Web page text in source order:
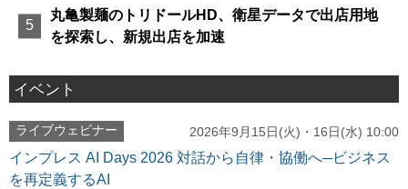
丸亀製麺のトリドールHD、衛星データで出店用地
を探索し、新規出店を加速
イベント
ライブウェビナー 2026年9月15日(火)・16日(水) 10:00
インプレス AI Days 2026 対話から自律・協働へ─ビジネス
を再定義するAI